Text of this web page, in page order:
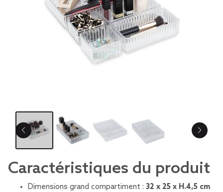
Caractéristiques du produit
Dimensions grand compartiment : 32 x 25 x H.4,5 cm